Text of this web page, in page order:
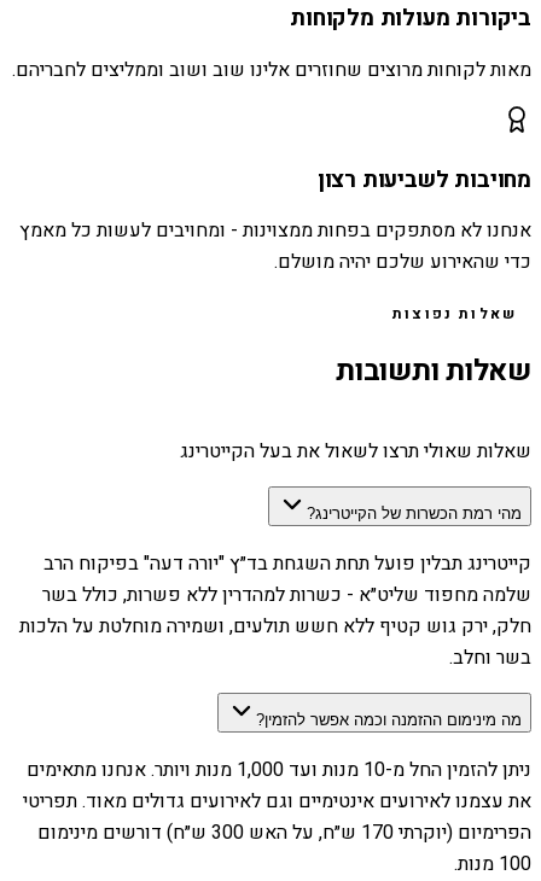
ביקורות מעולות מלקוחות
מאות לקוחות מרוצים שחוזרים אלינו שוב ושוב וממליצים לחבריהם.
מחויבות לשביעות רצון
אנחנו לא מסתפקים בפחות ממצוינות - ומחויבים לעשות כל מאמץ
כדי שהאירוע שלכם יהיה מושלם.
שאלות נפוצות
שאלות ותשובות
שאלות שאולי תרצו לשאול את בעל הקייטרינג
מהי רמת הכשרות של הקייטרינג?
קייטרינג תבלין פועל תחת השגחת בד״ץ "יורה דעה" בפיקוח הרב
שלמה מחפוד שליט״א - כשרות למהדרין ללא פשרות, כולל בשר
חלק, ירק גוש קטיף ללא חשש תולעים, ושמירה מוחלטת על הלכות
בשר וחלב.
מה מינימום ההזמנה וכמה אפשר להזמין?
ניתן להזמין החל מ-10 מנות ועד 1,000 מנות ויותר. אנחנו מתאימים
את עצמנו לאירועים אינטימיים וגם לאירועים גדולים מאוד. תפריטי
הפרימיום (יוקרתי 170 ש״ח, על האש 300 ש״ח) דורשים מינימום
100 מנות.